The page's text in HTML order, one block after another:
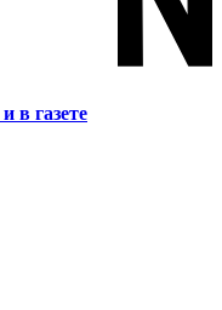
и в газете